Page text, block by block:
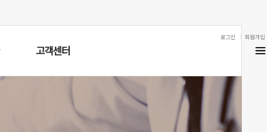
로그인 회원가입
고객센터